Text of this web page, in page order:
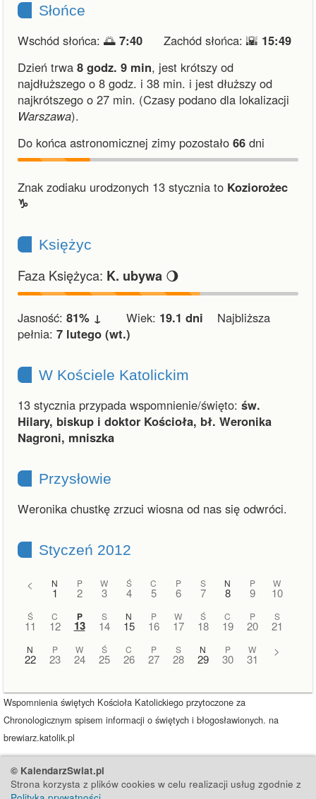
Słońce
Wschód słońca: 🌅 7:40 Zachód słońca: 🌇 15:49
Dzień trwa 8 godz. 9 min, jest krótszy od
najdłuższego o 8 godz. i 38 min. i jest dłuższy od
najkrótszego o 27 min. (Czasy podano dla lokalizacji
Warszawa).
Do końca astronomicznej zimy pozostało 66 dni
Znak zodiaku urodzonych 13 stycznia to Koziorożec
♑︎
Księżyc
Faza Księżyca: K. ubywa 🌖
Jasność: 81% ↓ Wiek: 19.1 dni Najbliższa
pełnia: 7 lutego (wt.)
W Kościele Katolickim
13 stycznia przypada wspomnienie/święto: św.
Hilary, biskup i doktor Kościoła, bł. Weronika
Nagroni, mniszka
Przysłowie
Weronika chustkę zrzuci wiosna od nas się odwróci.
Styczeń 2012
< N
1
P
2
W
3
Ś
4
C
5
P
6
S
7
N
8
P
9
W
10
Ś
11
C
12
P
13
S
14
N
15
P
16
W
17
Ś
18
C
19
P
20
S
21
N
22
P
23
W
24
Ś
25
C
26
P
27
S
28
N
29
P
30
W
31
>
Wspomnienia świętych Kościoła Katolickiego przytoczone za
Chronologicznym spisem informacji o świętych i błogosławionych. na
brewiarz.katolik.pl
© KalendarzSwiat.pl
Strona korzysta z plików cookies w celu realizacji usług zgodnie z